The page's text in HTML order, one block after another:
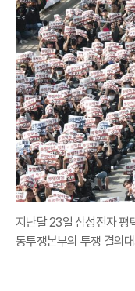
지난달 23일 삼성전자 평
동투쟁본부의 투쟁 결의